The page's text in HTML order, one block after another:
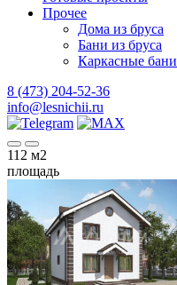
Прочее
Дома из бруса
Бани из бруса
Каркасные бани
8 (473) 204-52-36
info@lesnichii.ru
112 м2
площадь